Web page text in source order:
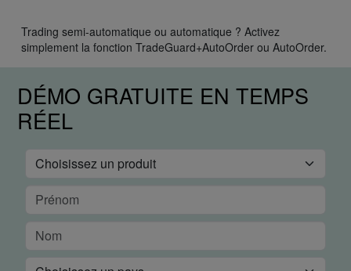
Trading semi-automatique ou automatique ? Activez
simplement la fonction TradeGuard+AutoOrder ou AutoOrder.
DÉMO GRATUITE EN TEMPS
RÉEL